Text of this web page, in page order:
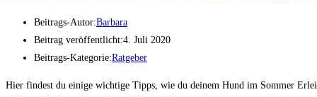
Beitrags-Autor:Barbara
Beitrag veröffentlicht:4. Juli 2020
Beitrags-Kategorie:Ratgeber
Hier findest du einige wichtige Tipps, wie du deinem Hund im Sommer